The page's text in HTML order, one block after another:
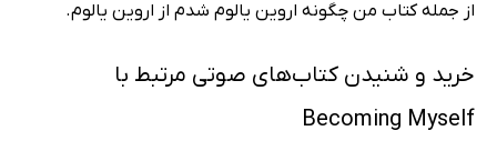
از جمله کتاب من چگونه اروین یالوم شدم از اروین یالوم.
خرید و شنیدن کتاب‌های صوتی مرتبط با
Becoming Myself